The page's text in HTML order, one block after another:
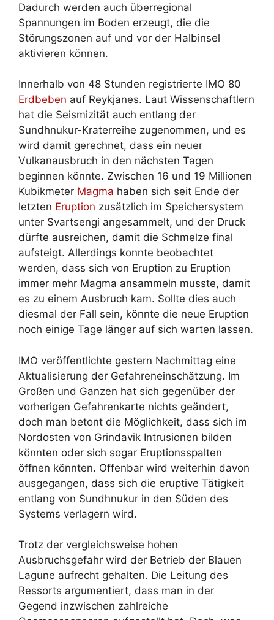
Dadurch werden auch überregional
Spannungen im Boden erzeugt, die die
Störungszonen auf und vor der Halbinsel
aktivieren können.
Innerhalb von 48 Stunden registrierte IMO 80
Erdbeben auf Reykjanes. Laut Wissenschaftlern
hat die Seismizität auch entlang der
Sundhnukur-Kraterreihe zugenommen, und es
wird damit gerechnet, dass ein neuer
Vulkanausbruch in den nächsten Tagen
beginnen könnte. Zwischen 16 und 19 Millionen
Kubikmeter Magma haben sich seit Ende der
letzten Eruption zusätzlich im Speichersystem
unter Svartsengi angesammelt, und der Druck
dürfte ausreichen, damit die Schmelze final
aufsteigt. Allerdings konnte beobachtet
werden, dass sich von Eruption zu Eruption
immer mehr Magma ansammeln musste, damit
es zu einem Ausbruch kam. Sollte dies auch
diesmal der Fall sein, könnte die neue Eruption
noch einige Tage länger auf sich warten lassen.
IMO veröffentlichte gestern Nachmittag eine
Aktualisierung der Gefahreneinschätzung. Im
Großen und Ganzen hat sich gegenüber der
vorherigen Gefahrenkarte nichts geändert,
doch man betont die Möglichkeit, dass sich im
Nordosten von Grindavik Intrusionen bilden
könnten oder sich sogar Eruptionsspalten
öffnen könnten. Offenbar wird weiterhin davon
ausgegangen, dass sich die eruptive Tätigkeit
entlang von Sundhnukur in den Süden des
Systems verlagern wird.
Trotz der vergleichsweise hohen
Ausbruchsgefahr wird der Betrieb der Blauen
Lagune aufrecht gehalten. Die Leitung des
Ressorts argumentiert, dass man in der
Gegend inzwischen zahlreiche